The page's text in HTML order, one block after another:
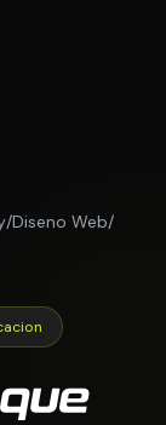
/Diseno Web/